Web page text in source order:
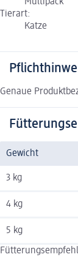
Tierart:
Katze
Genaue
Gewicht
3 kg
4 kg
5 kg